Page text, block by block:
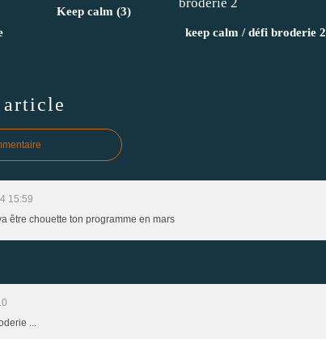
Keep calm (3)
keep calm / défi broderie 2
article
15:59
être chouette ton programme en mars
...